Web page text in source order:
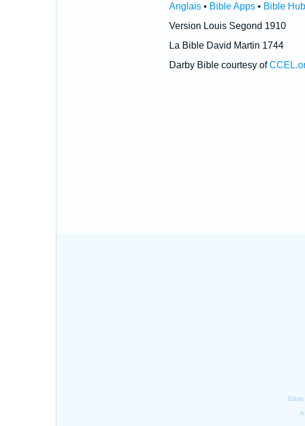
Anglais• Bible Apps• Bible Hub
Version Louis Segond 1910
La Bible David Martin 1744
Darby Bible courtesy of